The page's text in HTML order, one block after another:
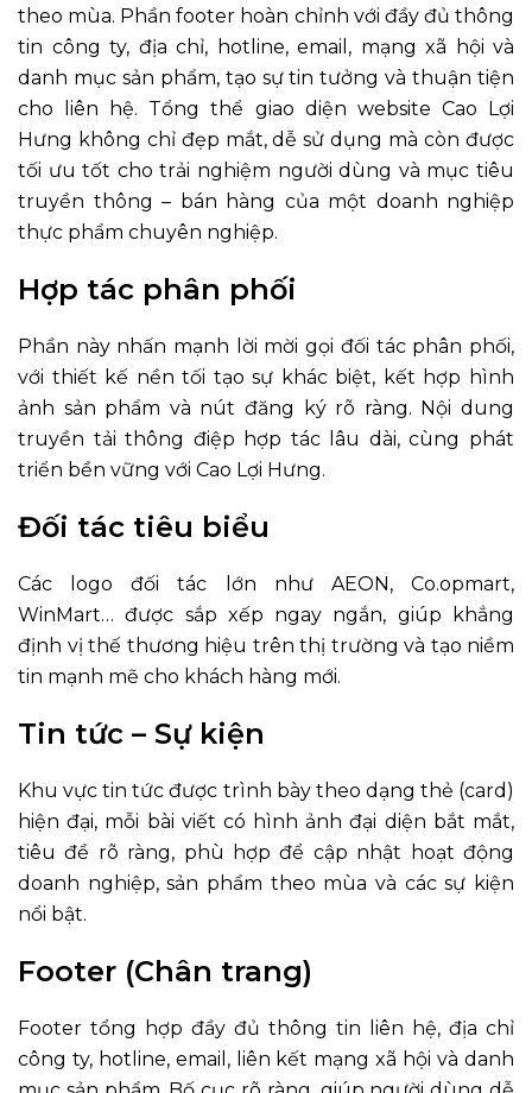
theo mùa. Phần footer hoàn chỉnh với đầy đủ thông
tin công ty, địa chỉ, hotline, email, mạng xã hội và
danh mục sản phẩm, tạo sự tin tưởng và thuận tiện
cho liên hệ. Tổng thể giao diện website Cao Lợi
Hưng không chỉ đẹp mắt, dễ sử dụng mà còn được
tối ưu tốt cho trải nghiệm người dùng và mục tiêu
truyền thông – bán hàng của một doanh nghiệp
thực phẩm chuyên nghiệp.
Hợp tác phân phối
Phần này nhấn mạnh lời mời gọi đối tác phân phối,
với thiết kế nền tối tạo sự khác biệt, kết hợp hình
ảnh sản phẩm và nút đăng ký rõ ràng. Nội dung
truyền tải thông điệp hợp tác lâu dài, cùng phát
triển bền vững với Cao Lợi Hưng.
Đối tác tiêu biểu
Các logo đối tác lớn như AEON, Co.opmart,
WinMart… được sắp xếp ngay ngắn, giúp khẳng
định vị thế thương hiệu trên thị trường và tạo niềm
tin mạnh mẽ cho khách hàng mới.
Tin tức – Sự kiện
Khu vực tin tức được trình bày theo dạng thẻ (card)
hiện đại, mỗi bài viết có hình ảnh đại diện bắt mắt,
tiêu đề rõ ràng, phù hợp để cập nhật hoạt động
doanh nghiệp, sản phẩm theo mùa và các sự kiện
nổi bật.
Footer (Chân trang)
Footer tổng hợp đầy đủ thông tin liên hệ, địa chỉ
công ty, hotline, email, liên kết mạng xã hội và danh